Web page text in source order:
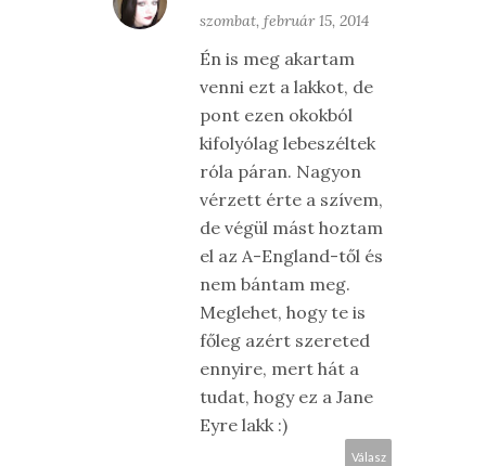
szombat, február 15, 2014
Én is meg akartam
venni ezt a lakkot, de
pont ezen okokból
kifolyólag lebeszéltek
róla páran. Nagyon
vérzett érte a szívem,
de végül mást hoztam
el az A-England-től és
nem bántam meg.
Meglehet, hogy te is
főleg azért szereted
ennyire, mert hát a
tudat, hogy ez a Jane
Eyre lakk :)
Válasz